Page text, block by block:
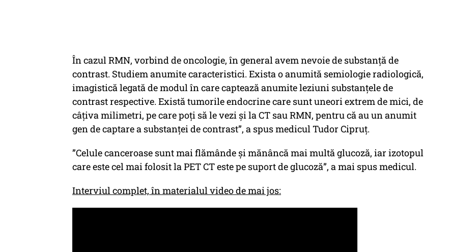
În cazul RMN, vorbind de oncologie, în general avem nevoie de substanţă de
contrast. Studiem anumite caracteristici. Exista o anumită semiologie radiologică,
imagistică legată de modul în care captează anumite leziuni substanţele de
contrast respective. Există tumorile endocrine care sunt uneori extrem de mici, de
câţiva milimetri, pe care poţi să le vezi și la CT sau RMN, pentru că au un anumit
gen de captare a substanţei de contrast”, a spus medicul Tudor Cipruț.
”Celule canceroase sunt mai flămânde şi mănâncă mai multă glucoză, iar izotopul
care este cel mai folosit la PET CT este pe suport de glucoză”, a mai spus medicul.
Interviul complet, în materialul video de mai jos: